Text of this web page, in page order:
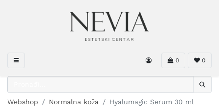
0 0
Webshop Normalna koža Hyalumagic Serum 30 ml